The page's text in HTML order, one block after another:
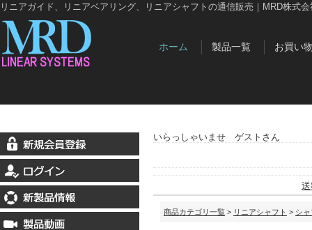
リニアガイド、リニアベアリング、リニアシャフトの通信販売｜MRD株式会
ホーム 製品一覧 お買い
いらっしゃいませ ゲストさん
商品カテゴリ一覧 > リニアシャフト > シ